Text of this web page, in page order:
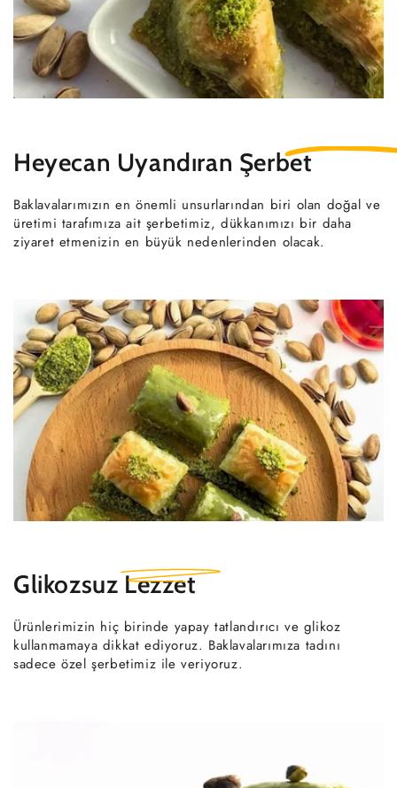
Heyecan Uyandıran Şerbet
Baklavalarımızın en önemli unsurlarından biri olan doğal ve
üretimi tarafımıza ait şerbetimiz, dükkanımızı bir daha
ziyaret etmenizin en büyük nedenlerinden olacak.
Glikozsuz Lezzet
Ürünlerimizin hiç birinde yapay tatlandırıcı ve glikoz
kullanmamaya dikkat ediyoruz. Baklavalarımıza tadını
sadece özel şerbetimiz ile veriyoruz.